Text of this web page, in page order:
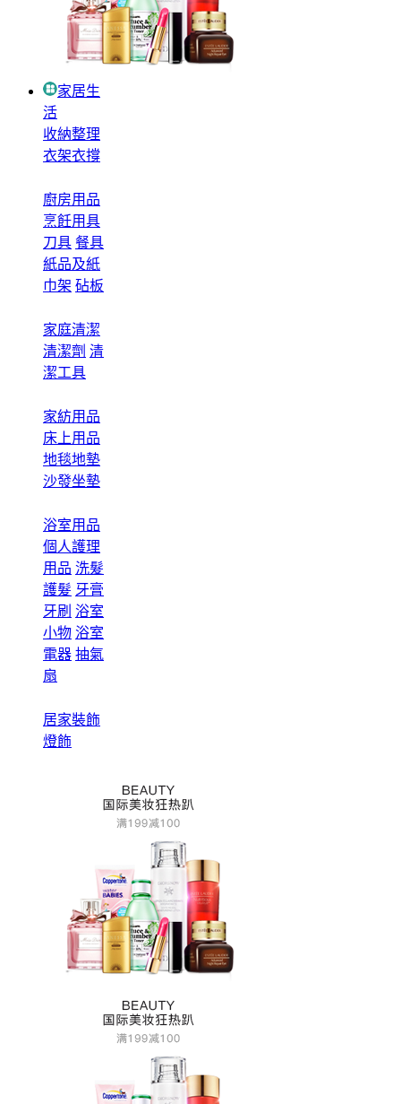
家居生
活
收納整理
衣架衣撐
廚房用品
烹飪用具
刀具 餐具
紙品及紙
巾架 砧板
家庭清潔
清潔劑 清
潔工具
家紡用品
床上用品
地毯地墊
沙發坐墊
浴室用品
個人護理
用品 洗髮
護髮 牙膏
牙刷 浴室
小物 浴室
電器 抽氣
扇
居家裝飾
燈飾